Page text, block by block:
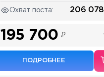
Охват поста: 206 078
195 700 ₽
ПОДРОБНЕЕ